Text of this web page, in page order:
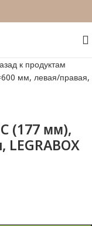
к продуктам
(177 мм),